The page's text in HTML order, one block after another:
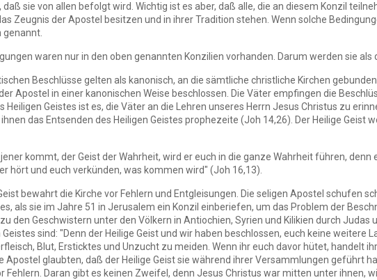
sie von allen befolgt wird. Wichtig ist es aber, daß alle, die an diesem Konzil
Zeugnis der Apostel besitzen und in ihrer Tradition stehen. Wenn solche
waren nur in den oben genannten Konzilien vorhanden. Darum werden sie
Beschlüsse gelten als kanonisch, an die sämtliche christliche Kirchen
Apostel in einer kanonischen Weise beschlossen. Die Väter empfingen die
Heiligen Geistes ist es, die Väter an die Lehren unseres Herrn Jesus Christus zu
das Entsenden des Heiligen Geistes prophezeite (Joh 14,26). Der Heilige
kommt, der Geist der Wahrheit, wird er euch in die ganze Wahrheit führen,
hört und euch verkünden, was kommen wird" (Joh 16,13).
bewahrt die Kirche vor Fehlern und Entgleisungen. Die seligen Apostel schufen
als sie im Jahre 51 in Jerusalem ein Konzil einberiefen, um das Problem der
den Geschwistern unter den Völkern in Antiochien, Syrien und Kilikien durch
Geistes sind: "Denn der Heilige Geist und wir haben beschlossen, euch keine weitere
Blut, Ersticktes und Unzucht zu meiden. Wenn ihr euch davor hütet, handelt
Apostel glaubten, daß der Heilige Geist sie während ihrer Versammlungen geführt
Fehlern. Daran gibt es keinen Zweifel, denn Jesus Christus war mitten unter ihnen,